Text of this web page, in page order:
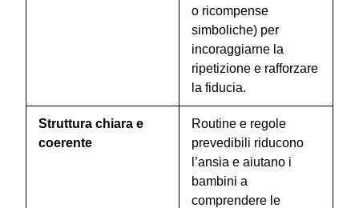
o ricompense
simboliche) per
incoraggiarne la
ripetizione e rafforzare
la fiducia.
Struttura chiara e
coerente
Routine e regole
prevedibili riducono
l’ansia e aiutano i
bambini a
comprendere le